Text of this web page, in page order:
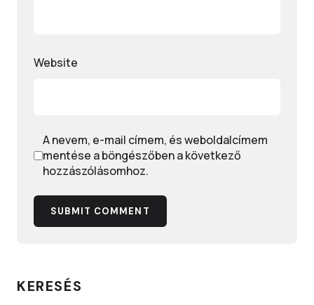
Website
A nevem, e-mail címem, és weboldalcímem
mentése a böngészőben a következő
hozzászólásomhoz.
SUBMIT COMMENT
KERESÉS